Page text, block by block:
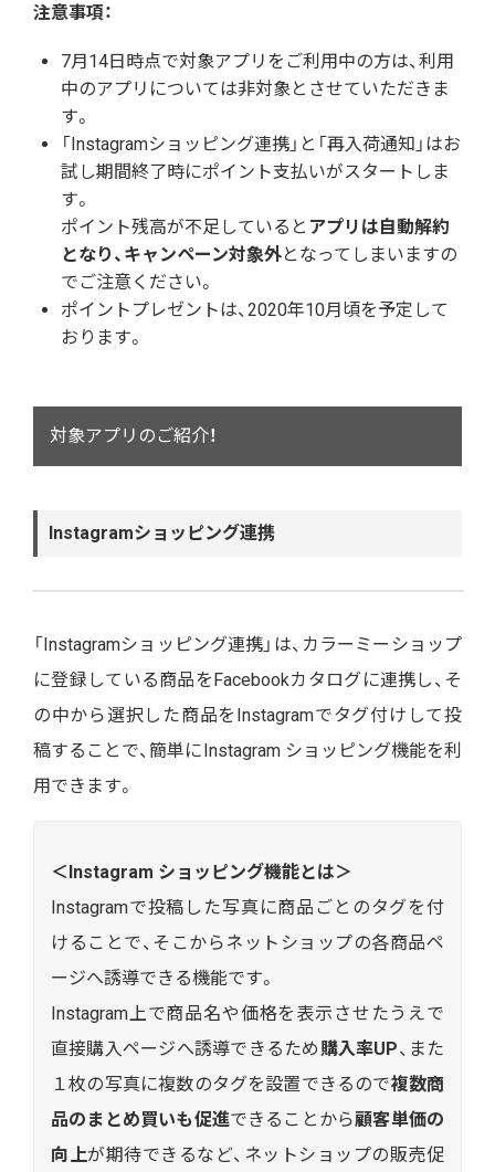
注意事項：
7月14日時点で対象アプリをご利用中の方は、利用
中のアプリについては非対象とさせていただきま
す。
「Instagramショッピング連携」と「再入荷通知」はお
試し期間終了時にポイント支払いがスタートしま
す。
ポイント残高が不足していると アプリは自動解約
となり、キャンペーン対象外となってしまいますの
でご注意ください。
ポイントプレゼントは、2020年10月頃を予定して
おります。
対象アプリのご紹介！
Instagramショッピング連携
「Instagramショッピング連携」は、カラーミーショップ
に登録している商品をFacebookカタログに連携し、そ
の中から選択した商品をInstagramでタグ付けして投
稿することで、簡単にInstagram ショッピング機能を利
用できます。
＜Instagram ショッピング機能とは＞
Instagramで投稿した写真に商品ごとのタグを付
けることで、そこからネットショップの各商品ペ
ージへ誘導できる機能です。
Instagram上で商品名や価格を表示させたうえで
直接購入ページへ誘導できるため 購入率UP、また
１枚の写真に複数のタグを設置できるので複数商
品のまとめ買いも促進できることから顧客単価の
向上が期待できるなど、ネットショップの販売促